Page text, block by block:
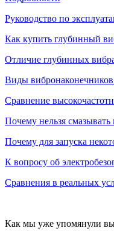
Руководство по
Как купить глубинный
Отличие глубинных
Виды
Сравнение
Почему нельзя
Почему для запуска
К вопросу об
Сравнения в реальных
Как мы уже упомянули